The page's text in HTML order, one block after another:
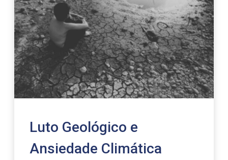
Luto Geológico e
Ansiedade Climática